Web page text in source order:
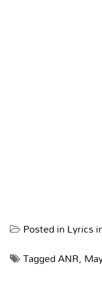
Posted inLyrics
TaggedANR,